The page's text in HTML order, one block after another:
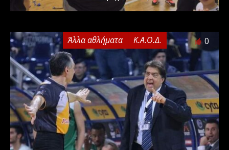
Άλλα αθλήματα Κ.Α.Ο.Δ. 0